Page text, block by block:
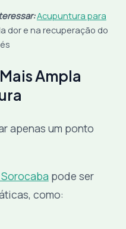
Acupuntura para
dor e na recuperação do
Ampla
apenas um ponto
pode ser
como: